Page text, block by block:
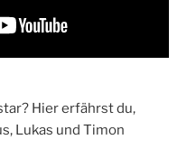
Hier erfährst du,
Lukas und Timon